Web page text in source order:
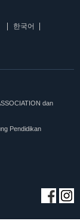
한국어
dan
Pendidikan